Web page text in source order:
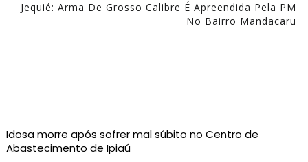
Jequié: Arma De Grosso Calibre É Apreendida Pela PM
No Bairro Mandacaru
Idosa morre após sofrer mal súbito no Centro de
Abastecimento de Ipiaú